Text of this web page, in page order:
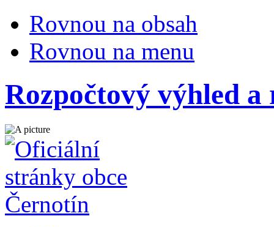
Rovnou na obsah
Rovnou na menu
Rozpočtový výhled a